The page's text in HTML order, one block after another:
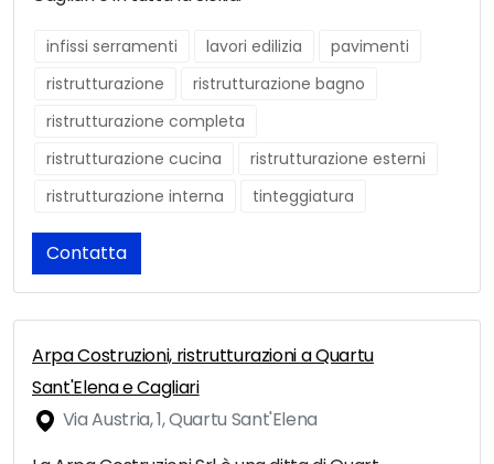
infissi serramenti lavori edilizia
pavimenti
ristrutturazione
ristrutturazione bagno
ristrutturazione completa
ristrutturazione cucina
ristrutturazione esterni
ristrutturazione interna
tinteggiatura
Contatta
Arpa Costruzioni, ristrutturazioni a Quartu
Sant'Elena e Cagliari
Via Austria, 1, Quartu Sant'Elena